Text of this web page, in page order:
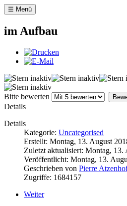
☰ Menü
im Aufbau
Bitte bewerten
Details
Details
Kategorie: Uncategorised
Erstellt: Montag, 13. August
Zuletzt aktualisiert: Montag, 13.
Veröffentlicht: Montag, 13.
Geschrieben von Pierre
Zugriffe: 1684157
Weiter